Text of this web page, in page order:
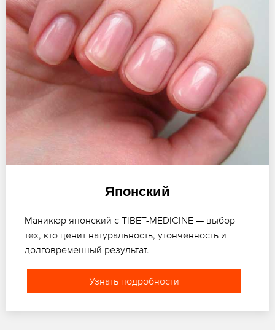
Японский
Маникюр японский с TIBET-MEDICINE — выбор
тех, кто ценит натуральность, утонченность и
долговременный результат.
Узнать подробности